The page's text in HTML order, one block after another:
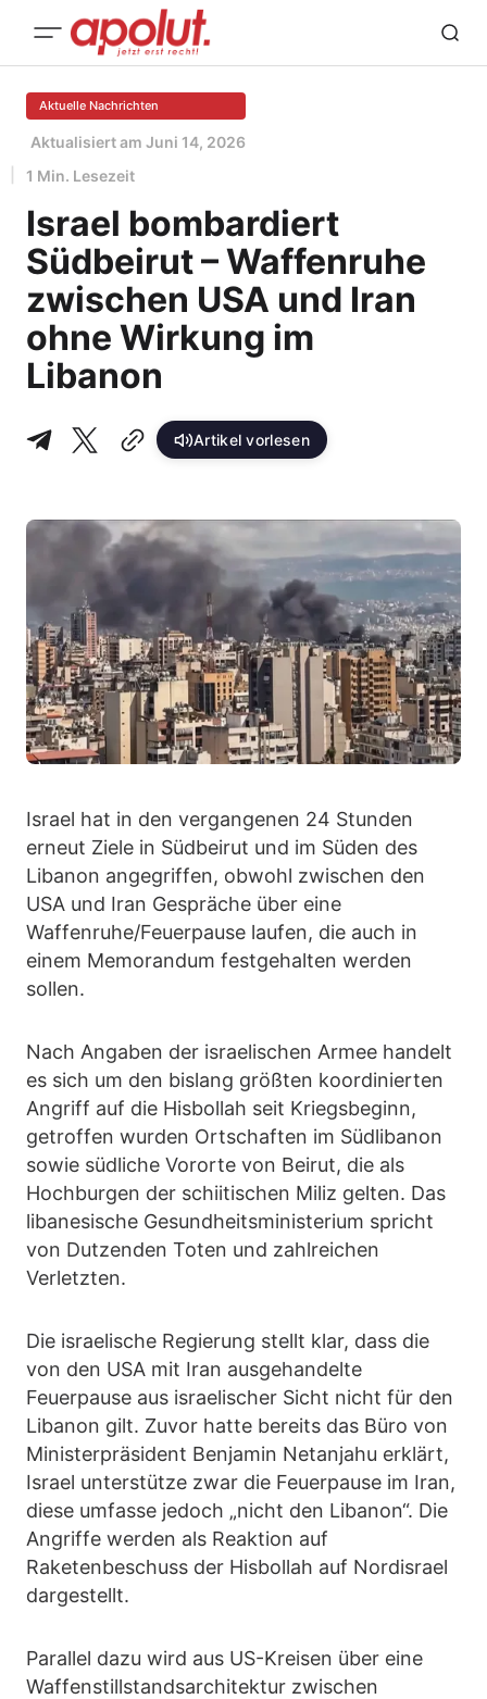
Aktuelle Nachrichten
Aktualisiert am Juni 14, 2026
1 Min. Lesezeit
Israel bombardiert
Südbeirut – Waffenruhe
zwischen USA und Iran
ohne Wirkung im
Libanon
Artikel vorlesen
Israel hat in den vergangenen 24 Stunden
erneut Ziele in Südbeirut und im Süden des
Libanon angegriffen, obwohl zwischen den
USA und Iran Gespräche über eine
Waffenruhe/Feuerpause laufen, die auch in
einem Memorandum festgehalten werden
sollen.
Nach Angaben der israelischen Armee handelt
es sich um den bislang größten koordinierten
Angriff auf die Hisbollah seit Kriegsbeginn,
getroffen wurden Ortschaften im Südlibanon
sowie südliche Vororte von Beirut, die als
Hochburgen der schiitischen Miliz gelten. Das
libanesische Gesundheitsministerium spricht
von Dutzenden Toten und zahlreichen
Verletzten.
Die israelische Regierung stellt klar, dass die
von den USA mit Iran ausgehandelte
Feuerpause aus israelischer Sicht nicht für den
Libanon gilt. Zuvor hatte bereits das Büro von
Ministerpräsident Benjamin Netanjahu erklärt,
Israel unterstütze zwar die Feuerpause im Iran,
diese umfasse jedoch „nicht den Libanon“. Die
Angriffe werden als Reaktion auf
Raketenbeschuss der Hisbollah auf Nordisrael
dargestellt.
Parallel dazu wird aus US-Kreisen über eine
Waffenstillstandsarchitektur zwischen